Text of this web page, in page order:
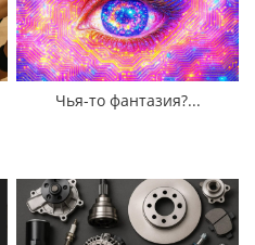
Чья-то фантазия?...